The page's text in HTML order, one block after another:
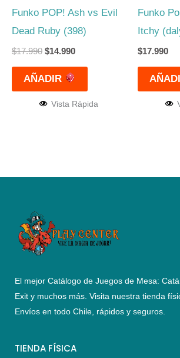
Funko POP! Ash vs Evil
Dead Ruby (398)
$17.990 $14.990
AÑADIR
Vista Rápida
Funko
Itchy
$17.990
El mejor Catálogo de Juegos de Mesa:
Exit y muchos más. Visita nuestra tienda
Envíos en todo Chile, rápidos y seguros.
TIENDA FÍSICA